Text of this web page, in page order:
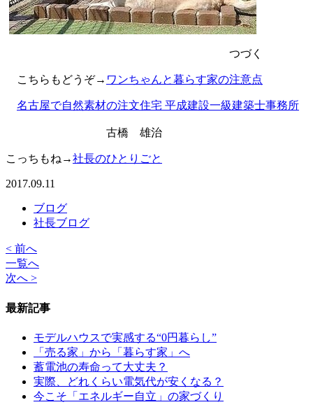
つづく
こちらもどうぞ→ ワンちゃんと暮らす家の注意点
名古屋で自然素材の注文住宅 平成建設一級建築士事務所
古橋 雄治
こっちもね→社長のひとりごと
2017.09.11
ブログ
社長ブログ
< 前へ
一覧へ
次へ >
最新記事
モデルハウスで実感する“0円暮らし”
「売る家」から「暮らす家」へ
蓄電池の寿命って大丈夫？
実際、どれくらい電気代が安くなる？
今こそ「エネルギー自立」の家づくり